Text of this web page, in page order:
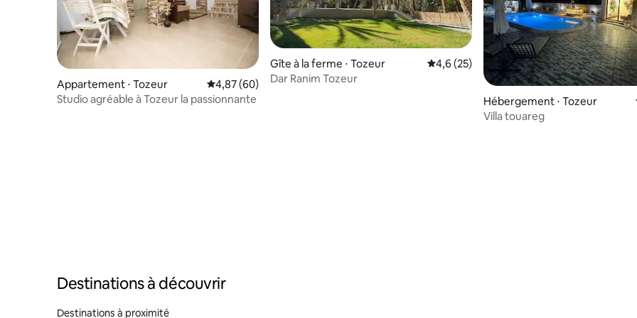
Appartement ⋅ Tozeur Évaluation moyenne sur la base de 60 commentaires : 4,87 sur 5
4,87 (60)
Studio agréable à Tozeur la passionnante
Gîte à la ferme ⋅ Tozeur Évaluation moyenne sur la base de 25
4,6 (25)
Dar Ranim Tozeur
Hébergement ⋅ Tozeur
Villa touareg
Destinations à découvrir
Destinations à proximité